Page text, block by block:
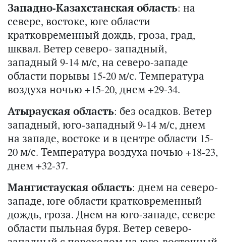
Западно-Казахстанская область: на
севере, востоке, юге области
кратковременный дождь, гроза, град,
шквал. Ветер северо- западный,
западный 9-14 м/с, на северо-западе
области порывы 15-20 м/с. Температура
воздуха ночью +15-20, днем +29-34.
Атырауская область: без осадков. Ветер
западный, юго-западный 9-14 м/с, днем
на западе, востоке и в центре области 15-
20 м/с. Температура воздуха ночью +18-23,
днем +32-37.
Мангистауская область: днем на северо-
западе, юге области кратковременный
дождь, гроза. Днем на юго-западе, севере
области пыльная буря. Ветер северо-